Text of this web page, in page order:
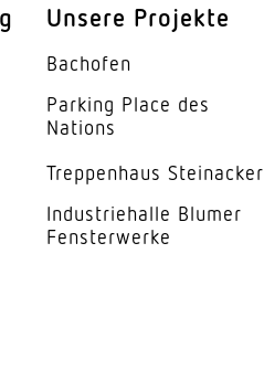
Unsere Projekte
Bachofen
Parking Place des
Nations
Trep­penhaus Steinacker
Indus­trie­halle Blumer
Fensterwerke